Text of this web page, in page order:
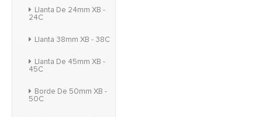
Llanta De 24mm XB -
24C
Llanta 38mm XB - 38C
Llanta De 45mm XB -
45C
Borde De 50mm XB -
50C